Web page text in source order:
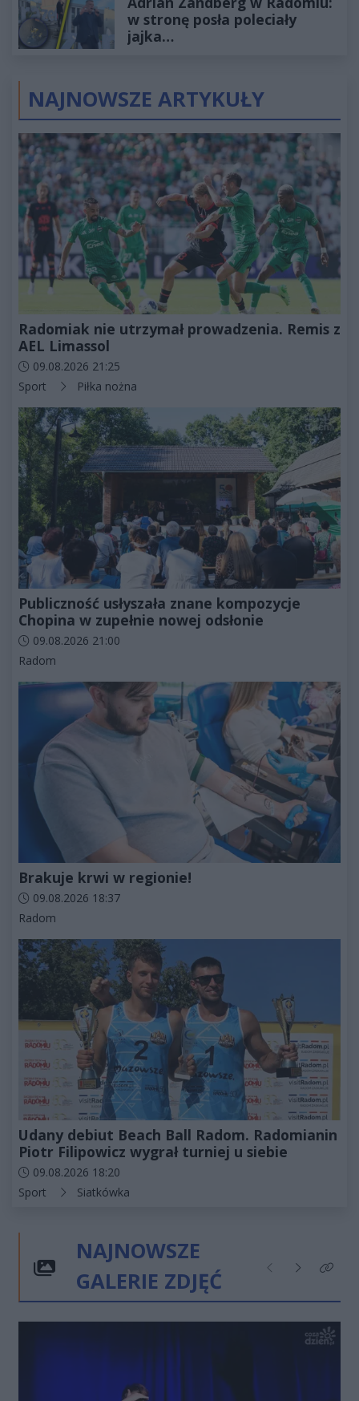
w stronę posła poleciały
jajka…
NAJNOWSZE ARTYKUŁY
Radomiak nie utrzymał prowadzenia. Remis z
AEL Limassol
Data dodania artykułu:
09.08.2026 21:25
Kategorie artykułu:
Sport Piłka nożna
Publiczność usłyszała znane kompozycje
Chopina w zupełnie nowej odsłonie
Data dodania artykułu:
09.08.2026 21:00
Kategorie artykułu:
Radom
Brakuje krwi w regionie!
Data dodania artykułu:
09.08.2026 18:37
Kategorie artykułu:
Radom
Udany debiut Beach Ball Radom. Radomianin
Piotr Filipowicz wygrał turniej u siebie
Data dodania artykułu:
09.08.2026 18:20
Kategorie artykułu:
Sport Siatkówka
NAJNOWSZE
GALERIE ZDJĘĆ
Poprzednie
NastępneKliknij